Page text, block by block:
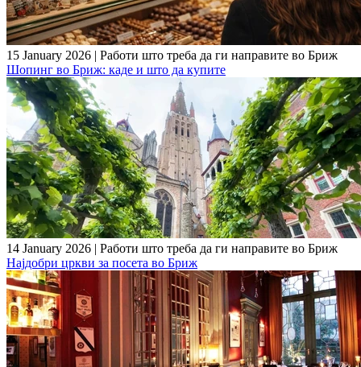
15 January 2026 | Работи што треба да ги направите во Бриж
Шопинг во Бриж: каде и што да купите
14 January 2026 | Работи што треба да ги направите во Бриж
Најдобри цркви за посета во Бриж